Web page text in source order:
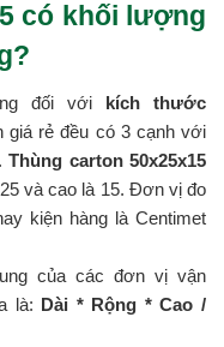
có khối lượng
đối với kích thước
giá rẻ đều có 3 cạnh với
Thùng carton 50x25x15
và cao là 15. Đơn vị đo
kiện hàng là Centimet
của các đơn vị vận
là: Dài * Rộng * Cao /